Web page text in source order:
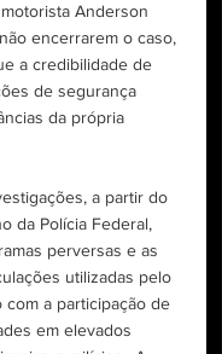
Anderson
encerrarem o caso,
a credibilidade de
de segurança
da própria
a partir do
da Polícia Federal,
perversas e as
utilizadas pelo
com a participação de
em elevados